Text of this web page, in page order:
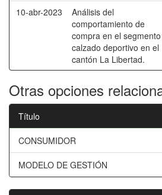
10-abr-2023
Análisis del
comportamiento de
compra en el
calzado deportivo en el
cantón La Libertad.
Otras opciones
Título
CONSUMIDOR
MODELO DE GESTIÓN